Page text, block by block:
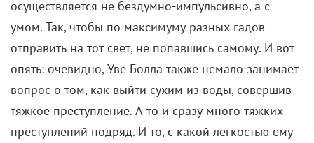
осуществляется не бездумно-импульсивно, а с
умом. Так, чтобы по максимуму разных гадов
отправить на тот свет, не попавшись самому. И вот
опять: очевидно, Уве Болла также немало занимает
вопрос о том, как выйти сухим из воды, совершив
тяжкое преступление. А то и сразу много тяжких
преступлений подряд. И то, с какой легкостью ему